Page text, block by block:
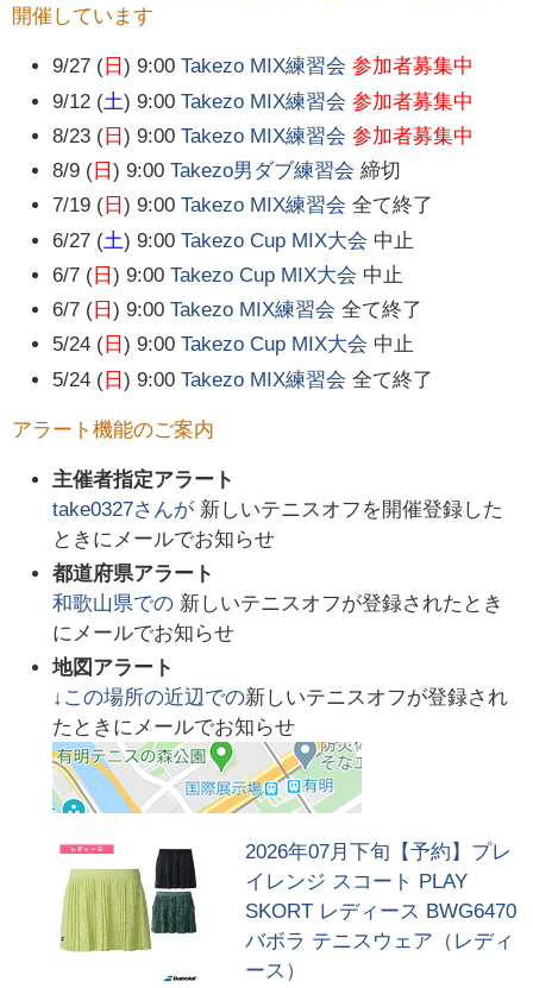
開催しています
9/27 ( 日) 9:00 Takezo MIX練習会 参加者募集中
9/12 (土) 9:00 Takezo MIX練習会 参加者募集中
8/23 ( 日) 9:00 Takezo MIX練習会 参加者募集中
8/9 ( 日) 9:00 Takezo男ダブ練習会 締切
7/19 ( 日) 9:00 Takezo MIX練習会 全て終了
6/27 (土) 9:00 Takezo Cup MIX大会 中止
6/7 ( 日) 9:00 Takezo Cup MIX大会 中止
6/7 ( 日) 9:00 Takezo MIX練習会 全て終了
5/24 ( 日) 9:00 Takezo Cup MIX大会 中止
5/24 ( 日) 9:00 Takezo MIX練習会 全て終了
アラート機能のご案内
主催者指定アラート
take0327さんが 新しいテニスオフを開催登録した
ときにメールでお知らせ
都道府県アラート
和歌山県での 新しいテニスオフが登録されたとき
にメールでお知らせ
地図アラート
↓この場所の近辺での新しいテニスオフが登録され
たときにメールでお知らせ
2026年07月下旬【予約】プレ
イレンジ スコート PLAY
SKORT レディース BWG6470
バボラ テニスウェア（レディ
ース）